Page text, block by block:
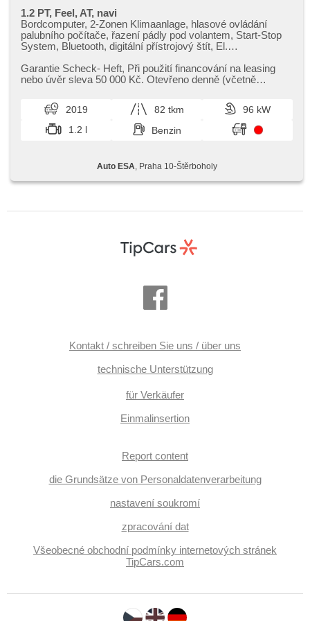
1.2 PT, Feel, AT, navi
Bordcomputer, 2-Zonen Klimaanlage, hlasové ovládání
palubního počítače, řazení pádly pod volantem, Start-Stop
System, Bluetooth, digitální přístrojový štít, El.
einstellbar, Navigation, Multifunktionslenkrad, USB,
Automatikgetriebe, täglich Leuchten, automatické přepínání
Zentralverriegelung mit Funkfernbedienung, Elektronisches
Stabilitätsprogramm (ESP), Scheibenwischersensor,
Nebelscheinwerfer, El. Klappspiegel, Reifendrucksensor,
starten per Taste, ABS, isofix, elektronická ruční brzda,
Garantie Scheck​- Heft,​ Při použití financování na leasing
nebo úvěr sleva 50 000 Kč. Otevřeno denně (včetně
2019 82 tkm
96 kW
1.2 l
Benzin
Auto ESA , Praha 10-Štěrboholy
Kontakt / schreiben Sie uns / über uns
technische Unterstützung
für Verkäufer
Einmalinsertion
Report content
die Grundsätze von Personaldatenverarbeitung
nastavení soukromí
zpracování dat
Všeobecné obchodní podmínky internetových stránek
TipCars.com